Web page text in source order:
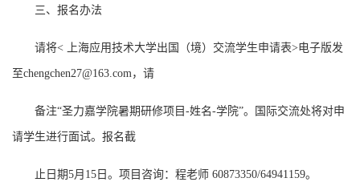
三、报名办法
请将< 上海应用技术大学出国（境）交流学生申请表>电子版发
至chengchen27@163.com，请
备注“圣力嘉学院暑期研修项目 -姓名-学院”。国际交流处将对申
请学生进行面试。报名截
止日期5月 15 日。项目咨询：程老师 60873350/64941159。